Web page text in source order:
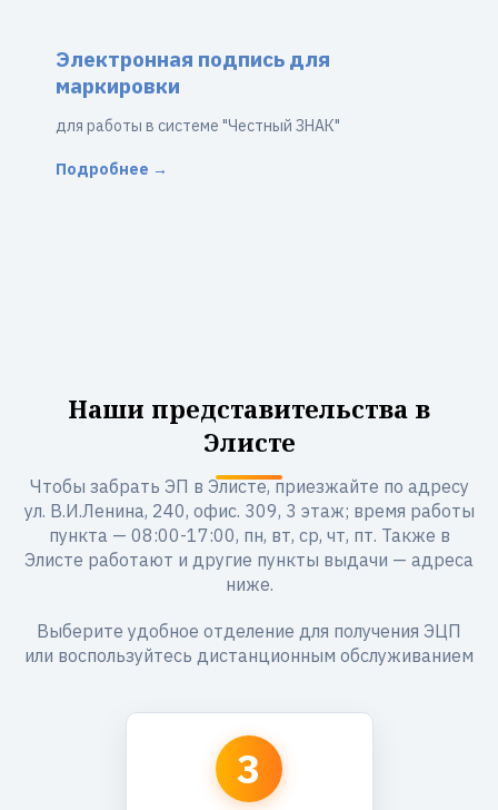
Электронная подпись для
маркировки
для работы в системе "Честный ЗНАК"
Подробнее →
Наши представительства в
Элисте
Чтобы забрать ЭП в Элисте, приезжайте по адресу
ул. В.И.Ленина, 240, офис. 309, 3 этаж; время работы
пункта — 08:00-17:00, пн, вт, ср, чт, пт. Также в
Элисте работают и другие пункты выдачи — адреса
ниже.
Выберите удобное отделение для получения ЭЦП
или воспользуйтесь дистанционным обслуживанием
3